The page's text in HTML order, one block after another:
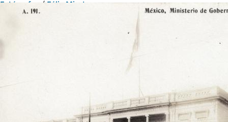
Fotógrafos
/Félix Miret